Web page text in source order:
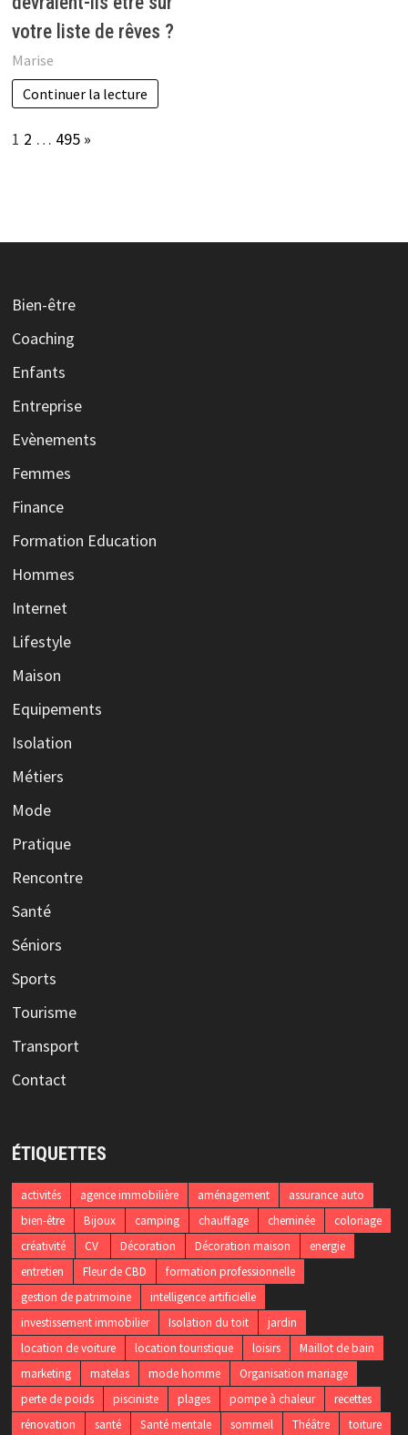
votre liste de rêves ?
Marise
Continuer la lecture
Page:
1 2 … 495 Next
»
Bien-être
Coaching
Enfants
Entreprise
Evènements
Femmes
Finance
Formation Education
Hommes
Internet
Lifestyle
Maison
Equipements
Isolation
Métiers
Mode
Pratique
Rencontre
Santé
Séniors
Sports
Tourisme
Transport
Contact
ÉTIQUETTES
activités agence immobilière aménagement
assurance auto
bien-être
Bijoux camping chauffage cheminée
coloriage
créativité
CV Décoration Décoration maison
energie
entretien
Fleur de CBD
formation professionnelle
gestion de patrimoine
intelligence artificielle
investissement immobilier
Isolation du toit
jardin
location de voiture
location touristique loisirs
Maillot de bain
marketing
matelas mode homme
Organisation mariage
perte de poids
pisciniste plages pompe à chaleur
recettes
rénovation
santé Santé mentale sommeil Théâtre toiture